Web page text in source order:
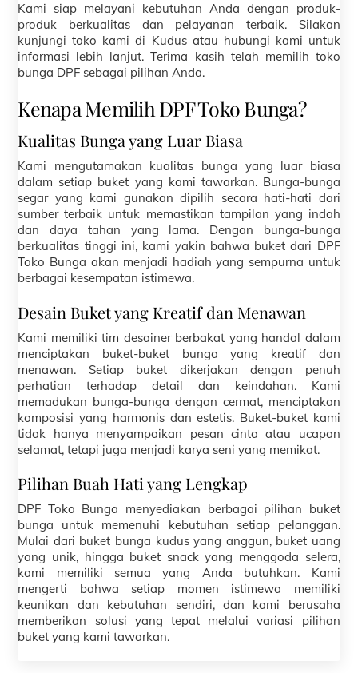
Kami siap melayani kebutuhan Anda dengan produk-
produk berkualitas dan pelayanan terbaik. Silakan
kunjungi toko kami di Kudus atau hubungi kami untuk
informasi lebih lanjut. Terima kasih telah memilih toko
bunga DPF sebagai pilihan Anda.
Kenapa Memilih DPF Toko Bunga?
Kualitas Bunga yang Luar Biasa
Kami mengutamakan kualitas bunga yang luar biasa
dalam setiap buket yang kami tawarkan. Bunga-bunga
segar yang kami gunakan dipilih secara hati-hati dari
sumber terbaik untuk memastikan tampilan yang indah
dan daya tahan yang lama. Dengan bunga-bunga
berkualitas tinggi ini, kami yakin bahwa buket dari DPF
Toko Bunga akan menjadi hadiah yang sempurna untuk
berbagai kesempatan istimewa.
Desain Buket yang Kreatif dan Menawan
Kami memiliki tim desainer berbakat yang handal dalam
menciptakan buket-buket bunga yang kreatif dan
menawan. Setiap buket dikerjakan dengan penuh
perhatian terhadap detail dan keindahan. Kami
memadukan bunga-bunga dengan cermat, menciptakan
komposisi yang harmonis dan estetis. Buket-buket kami
tidak hanya menyampaikan pesan cinta atau ucapan
selamat, tetapi juga menjadi karya seni yang memikat.
Pilihan Buah Hati yang Lengkap
DPF Toko Bunga menyediakan berbagai pilihan buket
bunga untuk memenuhi kebutuhan setiap pelanggan.
Mulai dari buket bunga kudus yang anggun, buket uang
yang unik, hingga buket snack yang menggoda selera,
kami memiliki semua yang Anda butuhkan. Kami
mengerti bahwa setiap momen istimewa memiliki
keunikan dan kebutuhan sendiri, dan kami berusaha
memberikan solusi yang tepat melalui variasi pilihan
buket yang kami tawarkan.